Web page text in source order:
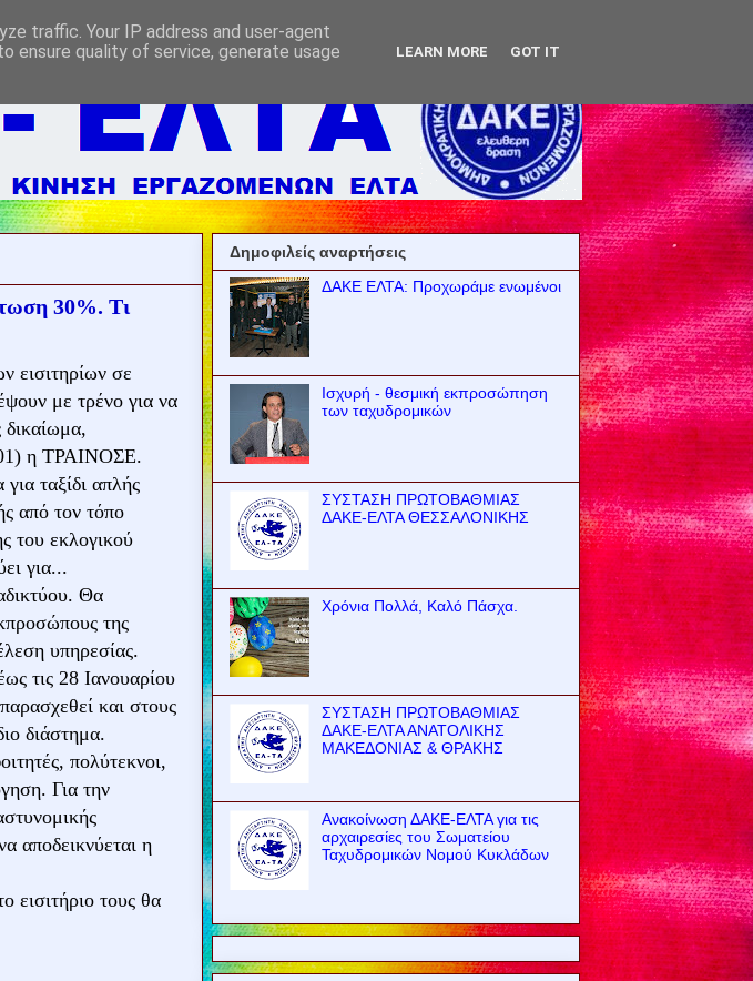
30%. Τι
εισιτηρίων σε
με τρένο για να
01) η ΤΡΑΙΝΟΣΕ.
ταξίδι απλής
από τον τόπο
του εκλογικού
για...
Θα
της
υπηρεσίας.
τις 28 Ιανουαρίου
και στους
διάστημα.
πολύτεκνοι,
Για την
αποδεικνύεται η
εισιτήριο τους θα
Δημοφιλείς αναρτήσεις
ΔΑΚΕ ΕΛΤΑ: Προχωράμε ενωμένοι
Ισχυρή - θεσμική εκπροσώπηση
των ταχυδρομικών
ΣΥΣΤΑΣΗ ΠΡΩΤΟΒΑΘΜΙΑΣ
ΔΑΚΕ-ΕΛΤΑ ΘΕΣΣΑΛΟΝΙΚΗΣ
Χρόνια Πολλά, Καλό Πάσχα.
ΣΥΣΤΑΣΗ ΠΡΩΤΟΒΑΘΜΙΑΣ
ΔΑΚΕ-ΕΛΤΑ ΑΝΑΤΟΛΙΚΗΣ
ΜΑΚΕΔΟΝΙΑΣ & ΘΡΑΚΗΣ
Ανακοίνωση ΔΑΚΕ-ΕΛΤΑ για τις
αρχαιρεσίες του Σωματείου
Ταχυδρομικών Νομού Κυκλάδων
traffic. Your IP address and user-agent
ensure quality of service, generate usage
LEARN MORE GOT IT